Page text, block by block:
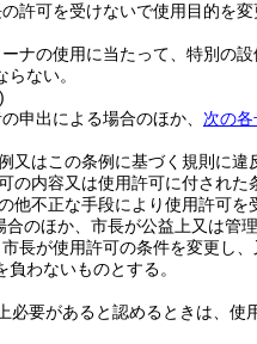
許可を受けないで使用目的を
ナの使用に当たって、特別の
ない。
申出による場合のほか、 次の各
又はこの条例に基づく規則に違
の内容又は使用許可に付された
他不正な手段により使用許可を
合のほか、市長が公益上又は管
長が使用許可の条件を変更し
わないものとする。
必要があると認めるときは、使